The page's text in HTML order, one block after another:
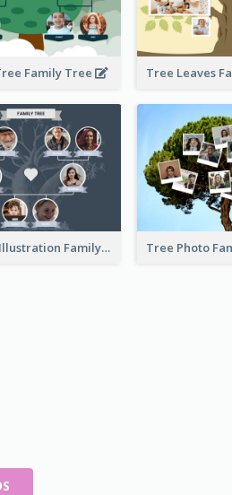
Family Tree
Cartoon Illustration Family Tree Collage